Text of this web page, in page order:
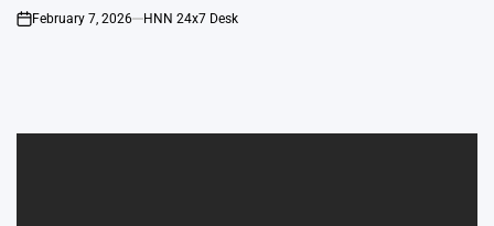
on
February 7, 2026 HNN 24x7 Desk